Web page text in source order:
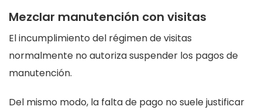
Mezclar manutención con visitas
El incumplimiento del régimen de visitas
normalmente no autoriza suspender los pagos de
manutención.
Del mismo modo, la falta de pago no suele justificar